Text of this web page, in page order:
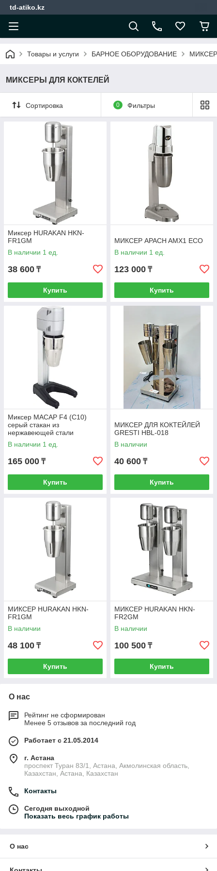
td-atiko.kz
Товары и услуги БАРНОЕ ОБОРУДОВАНИЕ
МИКСЕРЫ ДЛЯ КОКТЕЛЕЙ
Сортировка 0 Фильтры
Миксер HURAKAN HKN-
FR1GМ
В наличии 1 ед.
38 600 ₸
Купить
МИКСЕР APACH AMX1 ECO
В наличии 1 ед.
123 000 ₸
Купить
Миксер MACAP F4 (C10)
серый стакан из
нержавеющей стали
В наличии 1 ед.
165 000 ₸
Купить
МИКСЕР ДЛЯ КОКТЕЙЛЕЙ
GRESTI HBL-018
В наличии
40 600 ₸
Купить
МИКСЕР HURAKAN HKN-
FR1GM
В наличии
48 100 ₸
Купить
МИКСЕР HURAKAN HKN-
FR2GM
В наличии
100 500 ₸
Купить
О нас
Рейтинг не сформирован
Менее 5 отзывов за последний год
Работает с 21.05.2014
г. Астана
проспект Туран 83/1, Астана, Акмолинская область,
Казахстан, Астана, Казахстан
Контакты
Сегодня выходной
Показать весь график работы
О нас